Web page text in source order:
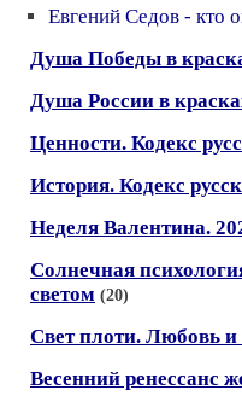
Евгений Седов - кто
Душа Победы в
Душа России в
Ценности. Кодекс
История. Кодекс
Неделя Валентина.
Солнечная
светом (20)
Свет плоти. Любовь и
Весенний ренессанс